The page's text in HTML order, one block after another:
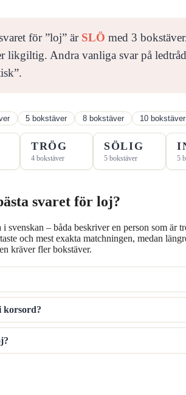
för ”loj” är SLÖ med 3
likgiltig. Andra vanliga svar på
5 bokstäver 8 bokstäver 10 bokstäver
TRÖG
4 bokstäver
SÖLIG
5 bokstäver 5
svaret för loj?
svenskan – båda beskriver en person som är
och mest exakta matchningen, medan
kräver fler bokstäver.
korsord?